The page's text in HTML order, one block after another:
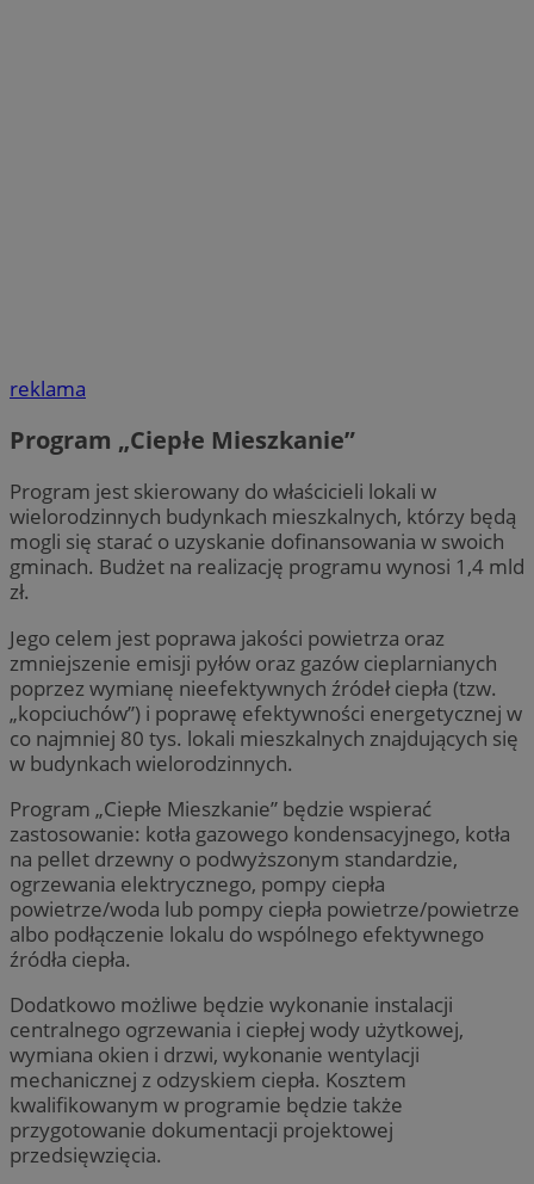
reklama
Program „Ciepłe Mieszkanie”
Program jest skierowany do właścicieli lokali w
wielorodzinnych budynkach mieszkalnych, którzy będą
mogli się starać o uzyskanie dofinansowania w swoich
gminach. Budżet na realizację programu wynosi 1,4 mld
zł.
Jego celem jest poprawa jakości powietrza oraz
zmniejszenie emisji pyłów oraz gazów cieplarnianych
poprzez wymianę nieefektywnych źródeł ciepła (tzw.
„kopciuchów”) i poprawę efektywności energetycznej w
co najmniej 80 tys. lokali mieszkalnych znajdujących się
w budynkach wielorodzinnych.
Program „Ciepłe Mieszkanie” będzie wspierać
zastosowanie: kotła gazowego kondensacyjnego, kotła
na pellet drzewny o podwyższonym standardzie,
ogrzewania elektrycznego, pompy ciepła
powietrze/woda lub pompy ciepła powietrze/powietrze
albo podłączenie lokalu do wspólnego efektywnego
źródła ciepła.
Dodatkowo możliwe będzie wykonanie instalacji
centralnego ogrzewania i ciepłej wody użytkowej,
wymiana okien i drzwi, wykonanie wentylacji
mechanicznej z odzyskiem ciepła. Kosztem
kwalifikowanym w programie będzie także
przygotowanie dokumentacji projektowej
przedsięwzięcia.